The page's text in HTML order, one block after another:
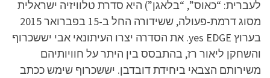
לעברית: “כאוס”, “בלאגן”) היא סדרת טלוויזיה ישראלית
מסוג דרמת-פעולה, ששידורה החל ב-15 בפברואר 2015
בערוץ yes EDGE. את הסדרה יצרו העיתונאי אבי יששכרוף
והשחקן ליאור רז, בהתבסס בין היתר על חוויותיהם
משירותם הצבאי ביחידת דובדבן. יששכרוף שימש ככתב